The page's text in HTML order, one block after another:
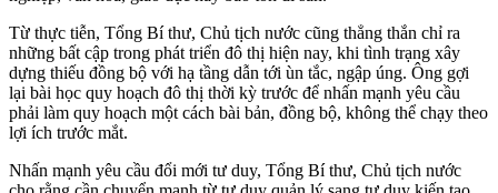
Từ thực tiễn, Tổng Bí thư, Chủ tịch nước cũng thẳng thắn chỉ ra
những bất cập trong phát triển đô thị hiện nay, khi tình trạng xây
dựng thiếu đồng bộ với hạ tầng dẫn tới ùn tắc, ngập úng. Ông gợi
lại bài học quy hoạch đô thị thời kỳ trước để nhấn mạnh yêu cầu
phải làm quy hoạch một cách bài bản, đồng bộ, không thể chạy theo
lợi ích trước mắt.
Nhấn mạnh yêu cầu đổi mới tư duy, Tổng Bí thư, Chủ tịch nước